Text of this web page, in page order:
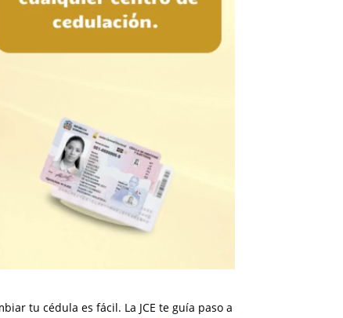
tu cédula es fácil. La JCE te guía paso a